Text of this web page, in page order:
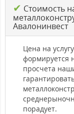
✔ Стоимость
Авалонинвест
Цена на
формируется
просчета
порадует.